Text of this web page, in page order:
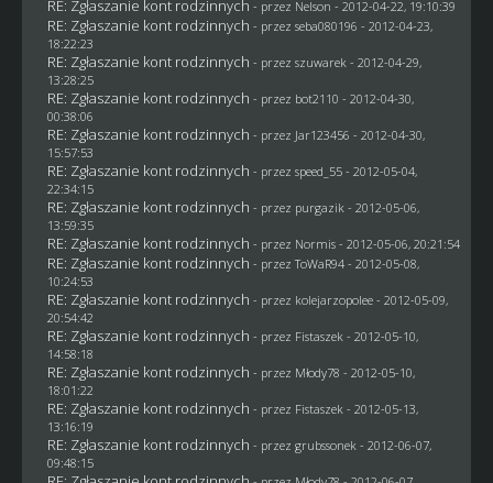
RE: Zgłaszanie kont rodzinnych - przez Nelson - 2012-04-22, 19:10:39
RE: Zgłaszanie kont rodzinnych - przez seba080196 - 2012-04-23,
18:22:23
RE: Zgłaszanie kont rodzinnych - przez szuwarek- 2012-04-29,
13:28:25
RE: Zgłaszanie kont rodzinnych - przez bot2110 - 2012-04-30,
00:38:06
RE: Zgłaszanie kont rodzinnych - przez Jar123456 - 2012-04-30,
15:57:53
RE: Zgłaszanie kont rodzinnych - przez speed_55 - 2012-05-04,
22:34:15
RE: Zgłaszanie kont rodzinnych - przez purgazik- 2012-05-06,
13:59:35
RE: Zgłaszanie kont rodzinnych - przez Normis- 2012-05-06, 20:21:54
RE: Zgłaszanie kont rodzinnych - przezToWaR94- 2012-05-08,
10:24:53
RE: Zgłaszanie kont rodzinnych - przez kolejarzopolee- 2012-05-09,
20:54:42
RE: Zgłaszanie kont rodzinnych - przez Fistaszek- 2012-05-10,
14:58:18
RE: Zgłaszanie kont rodzinnych - przez Młody78 - 2012-05-10,
18:01:22
RE: Zgłaszanie kont rodzinnych - przez Fistaszek- 2012-05-13,
13:16:19
RE: Zgłaszanie kont rodzinnych - przez grubssonek- 2012-06-07,
09:48:15